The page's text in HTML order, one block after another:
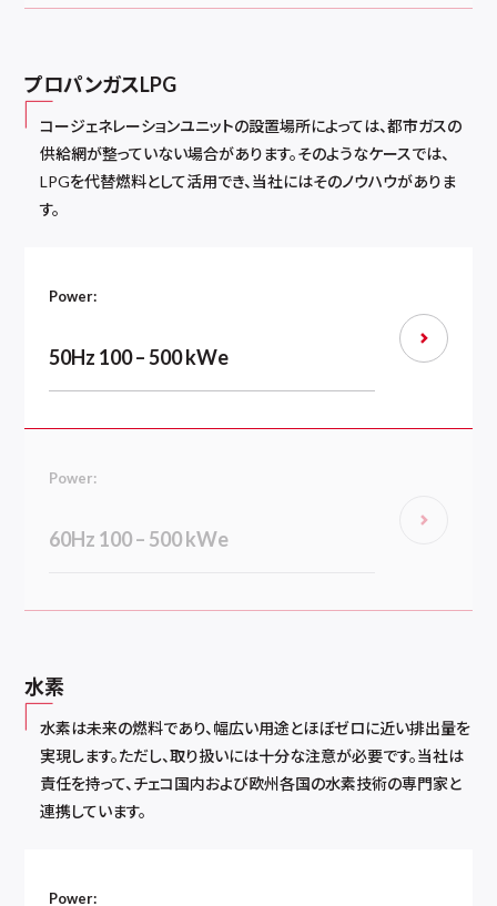
プロパンガスLPG
コージェネレーションユニットの設置場所によっては、都市ガスの
供給網が整っていない場合があります。そのようなケースでは、
LPGを代替燃料として活用でき、当社にはそのノウハウがありま
す。
Power:
50Hz 100 – 500 kWe
Power:
60Hz 100 – 500 kWe
水素
水素は未来の燃料であり、幅広い用途とほぼゼロに近い排出量を
実現します。ただし、取り扱いには十分な注意が必要です。当社は
責任を持って、チェコ国内および欧州各国の水素技術の専門家と
連携しています。
Power: